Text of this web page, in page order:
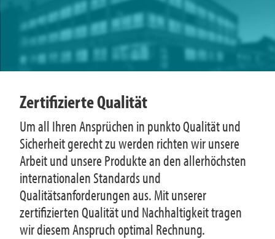
Zertifizierte Qualität
Um all Ihren Ansprüchen in punkto Qualität und
Sicherheit gerecht zu werden richten wir unsere
Arbeit und unsere Produkte an den allerhöchsten
internationalen Standards und
Qualitätsanforderungen aus. Mit unserer
zertifizierten Qualität und Nachhaltigkeit tragen
wir diesem Anspruch optimal Rechnung.